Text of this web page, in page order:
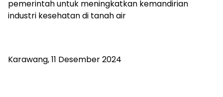
pemerintah untuk meningkatkan kemandirian
industri kesehatan di tanah air
Karawang, 11 Desember 2024